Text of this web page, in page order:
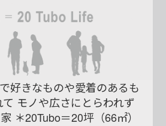
好きなものや愛着のあるも
モノや広さにとらわれず
＊20Tubo＝20坪（66㎡）